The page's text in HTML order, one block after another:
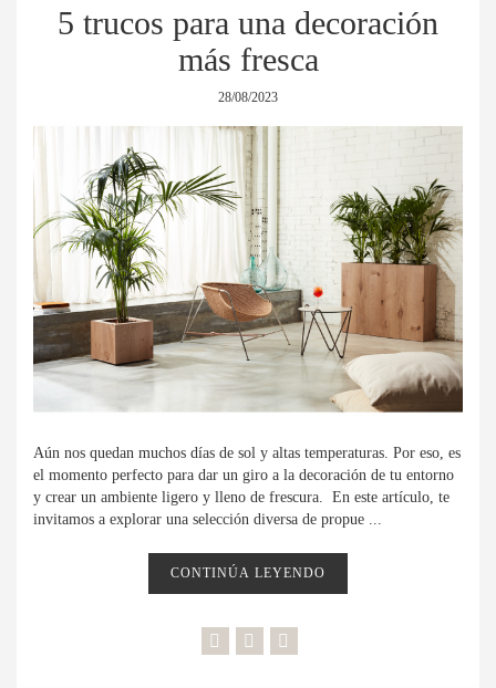
5 trucos para una decoración
más fresca
28/08/2023
Aún nos quedan muchos días de sol y altas temperaturas. Por eso, es
el momento perfecto para dar un giro a la decoración de tu entorno
y crear un ambiente ligero y lleno de frescura. En este artículo, te
invitamos a explorar una selección diversa de propue ...
CONTINÚA LEYENDO